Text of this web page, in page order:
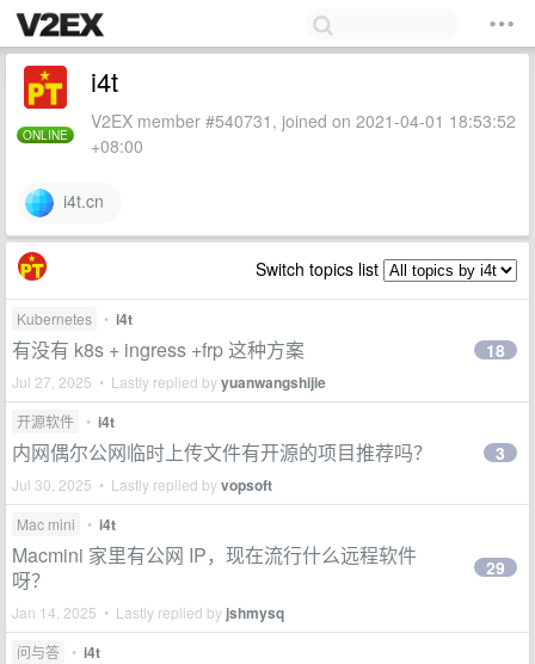
ONLINE
i4t
V2EX member #540731, joined on 2021-04-01 18:53:52
+08:00
i4t.cn
Switch topics list
Kubernetes • i4t
有没有 k8s + ingress +frp 这种方案
Jul 27, 2025 • Lastly replied byyuanwangshijie
18
开源软件 • i4t
内网偶尔公网临时上传文件有开源的项目推荐吗？
Jul 30, 2025 • Lastly replied byvopsoft
3
Mac mini • i4t
Macmini 家里有公网 IP，现在流行什么远程软件
呀？
Jan 14, 2025 • Lastly replied by jshmysq
29
问与答 • i4t